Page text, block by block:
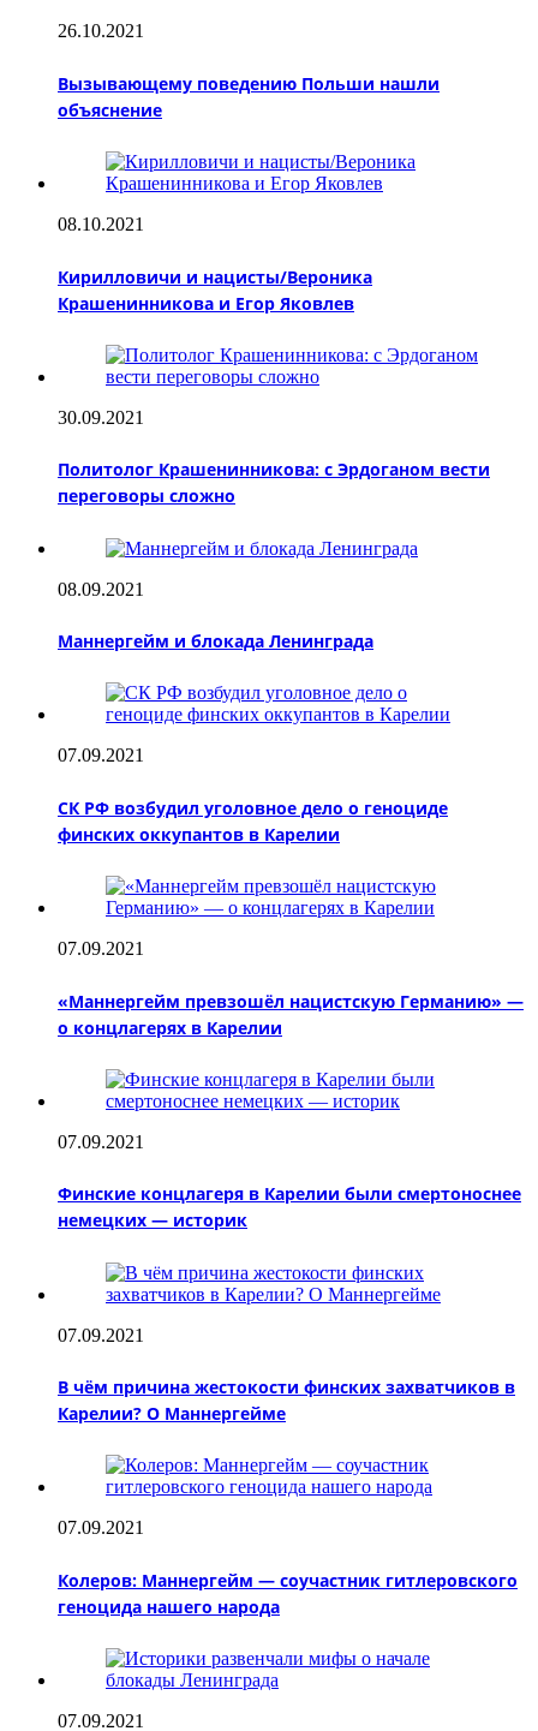
26.10.2021
Вызывающему поведению Польши нашли
объяснение
08.10.2021
Кирилловичи и нацисты/Вероника
Крашенинникова и Егор Яковлев
30.09.2021
Политолог Крашенинникова: с Эрдоганом вести
переговоры сложно
08.09.2021
Маннергейм и блокада Ленинграда
07.09.2021
СК РФ возбудил уголовное дело о геноциде
финских оккупантов в Карелии
07.09.2021
«Маннергейм превзошёл нацистскую Германию» —
о концлагерях в Карелии
07.09.2021
Финские концлагеря в Карелии были смертоноснее
немецких — историк
07.09.2021
В чём причина жестокости финских захватчиков в
Карелии? О Маннергейме
07.09.2021
Колеров: Маннергейм — соучастник гитлеровского
геноцида нашего народа
07.09.2021